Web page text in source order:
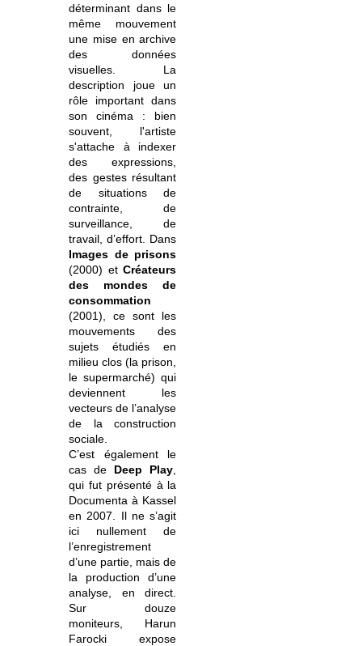
déterminant dans le
même mouvement
une mise en archive
des données
visuelles. La
description joue un
rôle important dans
son cinéma : bien
souvent, l'artiste
s'attache à indexer
des expressions,
des gestes résultant
de situations de
contrainte, de
surveillance, de
travail, d’effort. Dans
Images de prisons
(2000) etCréateurs
des mondes de
consommation
(2001), ce sont les
mouvements des
sujets étudiés en
milieu clos (la prison,
le supermarché) qui
deviennent les
vecteurs de l’analyse
de la construction
sociale.
C’est également le
cas de Deep Play
qui fut présenté à la
Documenta à Kassel
en 2007. Il ne s’agit
ici nullement de
l’enregistrement
d’une partie, mais de
la production d’une
analyse, en direct.
Sur douze
moniteurs, Harun
Farocki expose